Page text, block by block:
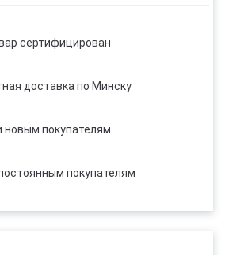
сертифицирован
доставка по Минску
новым покупателям
покупателям